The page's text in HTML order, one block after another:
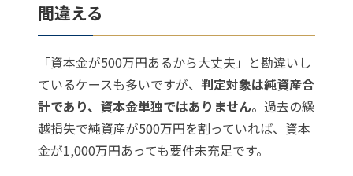
間違える
「資本金が500万円あるから大丈夫」と勘違いし
ているケースも多いですが、 判定対象は純資産合
計であり、資本金単独ではありません。過去の繰
越損失で純資産が500万円を割っていれば、資本
金が1,000万円あっても要件未充足です。